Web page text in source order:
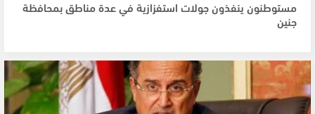
مستوطنون ينفذون جولات استفزازية في عدة مناطق بمحافظة
جنين